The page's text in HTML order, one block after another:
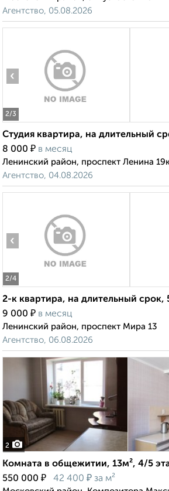
Агентство, 05.08.2026
2/3
‹
Студия квартира, на длительный
8 000 ₽ в месяц
Ленинский район, проспект Ленина
Агентство, 04.08.2026
2/4
‹
2-к квартира, на длительный срок,
9 000 ₽ в месяц
Ленинский район, проспект Мира 13
Агентство, 06.08.2026
2
Комната в общежитии, 13м², 4/5
550 000 ₽ 42 400 ₽ за м²